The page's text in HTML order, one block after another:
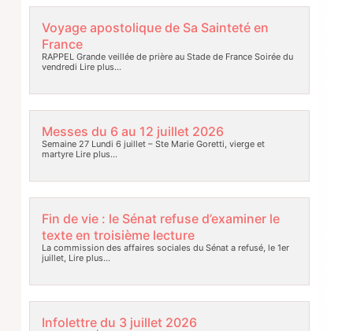
Voyage apostolique de Sa Sainteté en
France
RAPPEL Grande veillée de prière au Stade de France Soirée du
vendredi Lire plus…
Messes du 6 au 12 juillet 2026
Semaine 27 Lundi 6 juillet – Ste Marie Goretti, vierge et
martyreLire plus…
Fin de vie : le Sénat refuse d’examiner le
texte en troisième lecture
La commission des affaires sociales du Sénat a refusé, le 1er
juillet, Lire plus…
Infolettre du 3 juillet 2026